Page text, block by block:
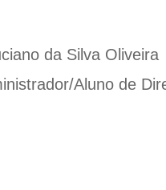
da Silva Oliveira
Aluno de